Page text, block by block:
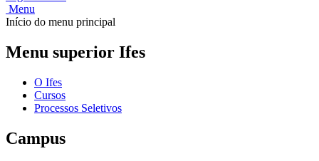
Menu
Início do menu principal
Menu superior Ifes
O Ifes
Cursos
Processos Seletivos
Campus